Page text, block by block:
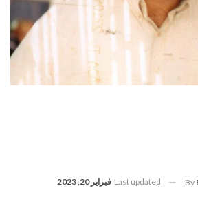
By
Last updated فبراير 20, 2023